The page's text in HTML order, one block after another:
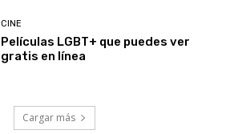
CINE
Películas LGBT+ que puedes ver
gratis en línea
Cargar más